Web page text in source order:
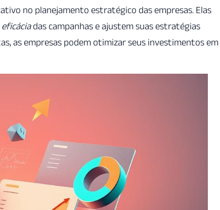
no planejamento estratégico das empresas. Elas
das campanhas e ajustem suas estratégias
as empresas podem otimizar seus investimentos em